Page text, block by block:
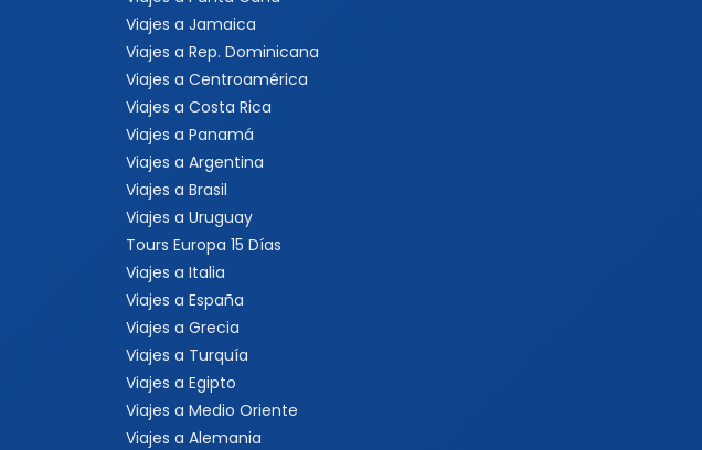
Viajes a Jamaica
Viajes a Rep. Dominicana
Viajes a Centroamérica
Viajes a Costa Rica
Viajes a Panamá
Viajes a Argentina
Viajes a Brasil
Viajes a Uruguay
Tours Europa 15 Días
Viajes a Italia
Viajes a España
Viajes a Grecia
Viajes a Turquía
Viajes a Egipto
Viajes a Medio Oriente
Viajes a Alemania